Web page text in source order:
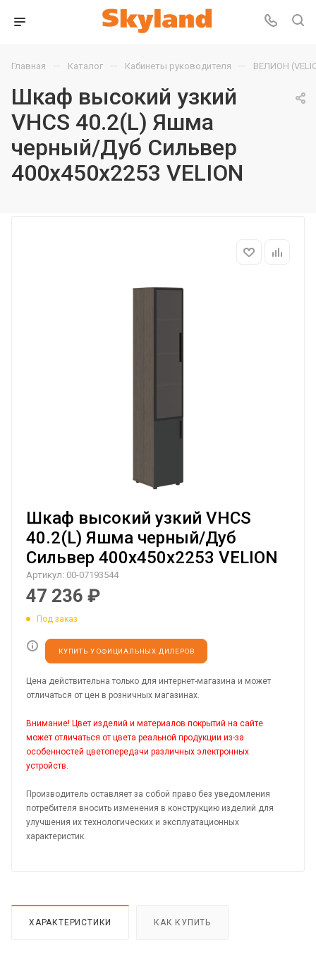
Главная — Каталог — Кабинеты руководителя — ВЕЛИОН
Шкаф высокий узкий
VHCS 40.2(L) Яшма
черный/Дуб Сильвер
400х450х2253 VELION
Шкаф высокий узкий VHCS
40.2(L) Яшма черный/Дуб
Сильвер 400х450х2253 VELION
Артикул: 00-07193544
47 236 ₽
Под заказ
КУПИТЬ У ОФИЦИАЛЬНЫХ ДИЛЕРОВ
Цена действительна только для интернет-магазина и может
отличаться от цен в розничных магазинах.
Внимание! Цвет изделий и материалов покрытий на сайте
может отличаться от цвета реальной продукции из-за
особенностей цветопередачи различных электронных
устройств.
Производитель оставляет за собой право без уведомления
потребителя вносить изменения в конструкцию изделий для
улучшения их технологических и эксплуатационных
характеристик.
ХАРАКТЕРИСТИКИ КАК КУПИТЬ